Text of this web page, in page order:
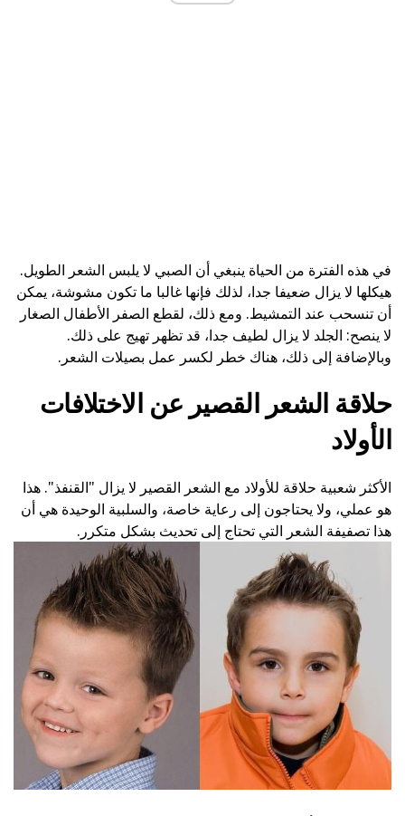
في هذه الفترة من الحياة ينبغي أن الصبي لا يلبس الشعر الطويل.
هيكلها لا يزال ضعيفا جدا، لذلك فإنها غالبا ما تكون مشوشة، يمكن
أن تنسحب عند التمشيط. ومع ذلك، لقطع الصفر الأطفال الصغار
لا ينصح: الجلد لا يزال لطيف جدا، قد تظهر تهيج على ذلك.
وبالإضافة إلى ذلك، هناك خطر لكسر عمل بصيلات الشعر.
حلاقة الشعر القصير عن الاختلافات
الأولاد
الأكثر شعبية حلاقة للأولاد مع الشعر القصير لا يزال "القنفذ". هذا
هو عملي، ولا يحتاجون إلى رعاية خاصة، والسلبية الوحيدة هي أن
هذا تصفيفة الشعر التي تحتاج إلى تحديث بشكل متكرر.